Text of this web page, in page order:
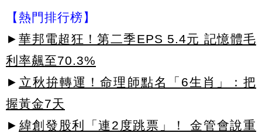
【熱門排行榜】
► 華邦電超狂！第二季EPS 5.4元 記憶體毛
利率飆至70.3%
► 立秋拚轉運！命理師點名「6生肖」：把
握黃金7天
► 緯創發股利「連2度跳票」！ 金管會說重